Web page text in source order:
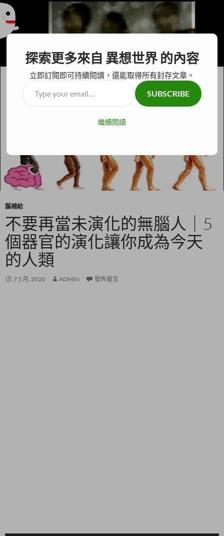
異想世界
腦補給
不要再當未演化的無腦人｜5
個器官的演化讓你成為今天
的人類
7 5 月, 2020 ADMIN 發佈留言
探索更多來自 異想世界 的內容
立即訂閱即可持續閱讀，還能取得所有封存文章。
Type
your
SUBSCRIBE
繼續閱讀